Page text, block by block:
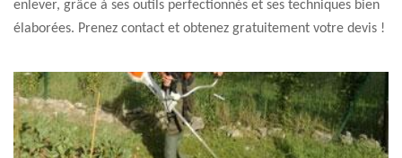
enlever, grâce à ses outils perfectionnés et ses techniques bien
élaborées. Prenez contact et obtenez gratuitement votre devis !